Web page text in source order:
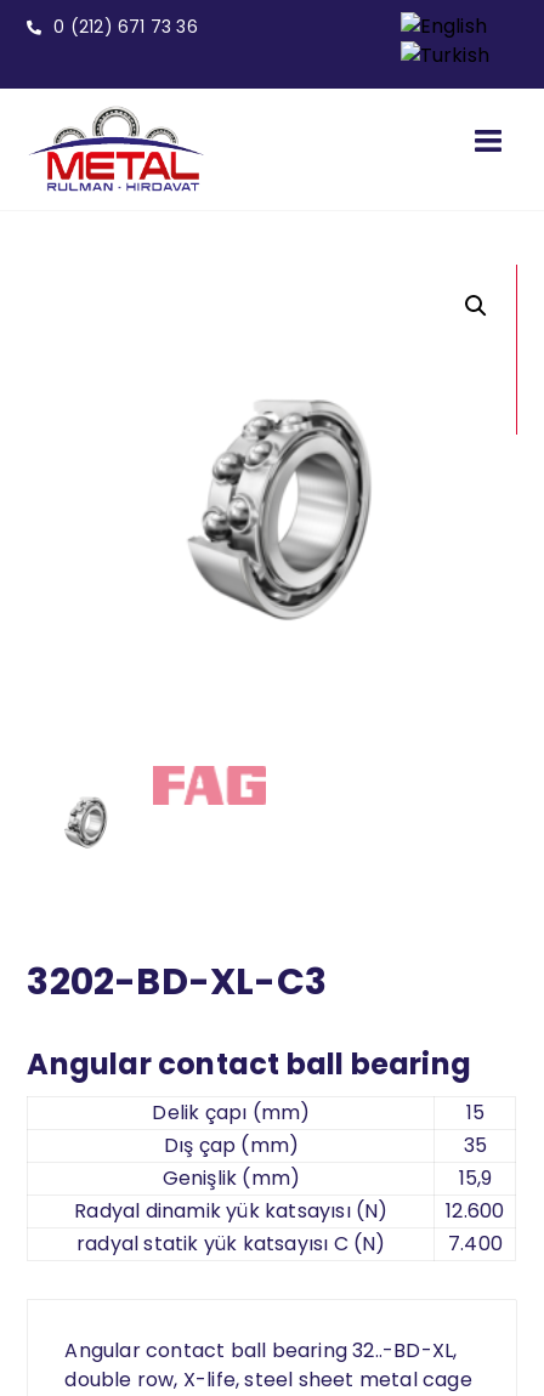
0 (212) 671 73 36
3202-BD-XL-C3
Angular contact ball bearing
Delik çapı (mm)
15
Dış çap (mm)
35
Genişlik (mm)
15,9
Radyal dinamik yük katsayısı (N)
12.600
radyal statik yük katsayısı C (N)
7.400
Angular contact ball bearing 32..-BD-XL,
double row, X-life, steel sheet metal cage